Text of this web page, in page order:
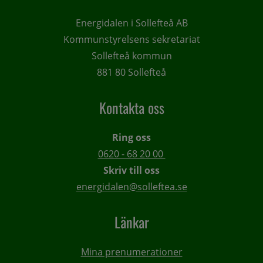
Energidalen i Sollefteå AB
Kommunstyrelsens sekretariat
Sollefteå kommun
881 80 Sollefteå
Kontakta oss
Ring oss
0620 - 68 20 00
Skriv till oss
energidalen@solleftea.se
Länkar
Mina prenumerationer